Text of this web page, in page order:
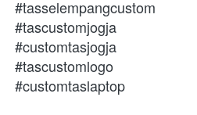
#tasselempangcustom
#tascustomjogja
#customtasjogja
#tascustomlogo
#customtaslaptop